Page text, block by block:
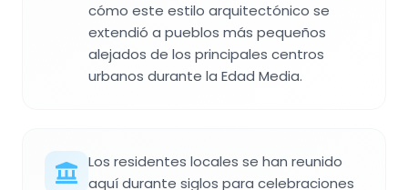
cómo este estilo arquitectónico se
extendió a pueblos más pequeños
alejados de los principales centros
urbanos durante la Edad Media.
Los residentes locales se han reunido
aquí durante siglos para celebraciones